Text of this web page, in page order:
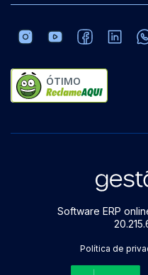
ÓTIMO
Software ERP
Política de